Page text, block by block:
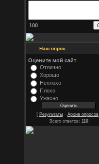
100
Наш опрос
Оцените мой сайт
Отлично
Хорошо
Неплохо
Плохо
Ужасно
[ Результаты · Архив опросов
Всего ответов: 110